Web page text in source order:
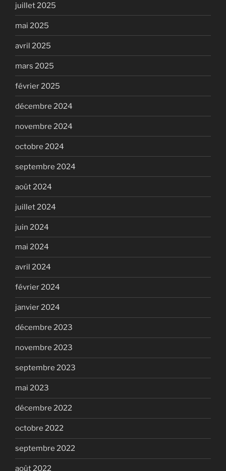
juillet 2025
mai 2025
avril 2025
mars 2025
février 2025
décembre 2024
novembre 2024
octobre 2024
septembre 2024
août 2024
juillet 2024
juin 2024
mai 2024
avril 2024
février 2024
janvier 2024
décembre 2023
novembre 2023
septembre 2023
mai 2023
décembre 2022
octobre 2022
septembre 2022
août 2022